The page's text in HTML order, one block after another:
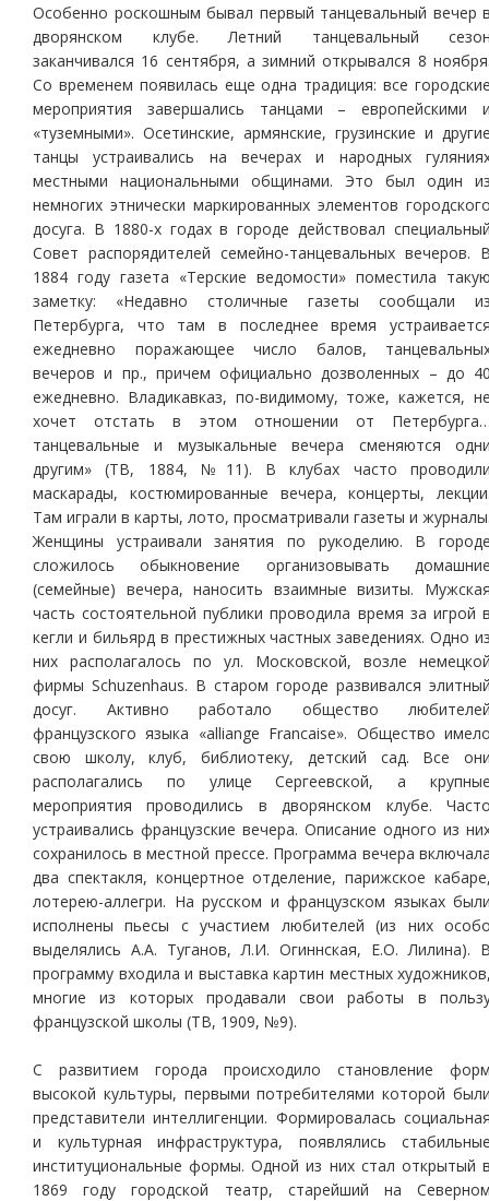
Особенно роскошным бывал первый танцевальный вечер
дворянском клубе. Летний танцевальный
заканчивался 16 сентября, а зимний открывался 8
Со временем появилась еще одна традиция: все
мероприятия завершались танцами – европейскими
«туземными». Осетинские, армянские, грузинские и
танцы устраивались на вечерах и народных
местными национальными общинами. Это был один
немногих этнически маркированных элементов
досуга. В 1880-х годах в городе действовал
Совет распорядителей семейно-танцевальных вечеров.
1884 году газета «Терские ведомости» поместила
заметку: «Недавно столичные газеты сообщали
Петербурга, что там в последнее время
ежедневно поражающее число балов,
вечеров и пр., причем официально дозволенных – до
ежедневно. Владикавказ, по-видимому, тоже, кажется,
хочет отстать в этом отношении от
танцевальные и музыкальные вечера сменяются
другим» (ТВ, 1884, №11). В клубах часто
маскарады, костюмированные вечера, концерты,
Там играли в карты, лото, просматривали газеты и
Женщины устраивали занятия по рукоделию. В
сложилось обыкновение организовывать
(семейные) вечера, наносить взаимные визиты.
часть состоятельной публики проводила время за игрой
кегли и бильярд в престижных частных заведениях. Одно
них располагалось по ул. Московской, возле
фирмы Schuzenhaus. В старом городе развивался
досуг. Активно работало общество
французского языка «alliange Francaise». Общество
свою школу, клуб, библиотеку, детский сад. Все
располагались по улице Сергеевской, а
мероприятия проводились в дворянском клубе.
устраивались французские вечера. Описание одного из
сохранилось в местной прессе. Программа вечера
два спектакля, концертное отделение, парижское
лотерею-аллегри. На русском и французском языках
исполнены пьесы с участием любителей (из них
выделялись А.А. Туганов, Л.И. Огиннская, Е.О. Лилина).
программу входила и выставка картин местных
многие из которых продавали свои работы в
французской школы (ТВ, 1909, №9).
С развитием города происходило становление
высокой культуры, первыми потребителями которой
представители интеллигенции. Формировалась
и культурная инфраструктура, появлялись
институциональные формы. Одной из них стал открытый
1869 году городской театр, старейший на